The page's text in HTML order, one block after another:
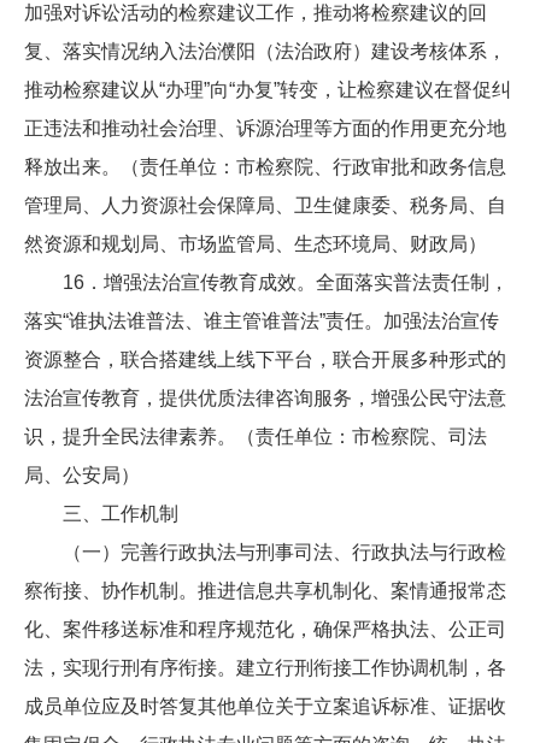
加强对诉讼活动的检察建议工作，推动将检察建议的回
复、落实情况纳入法治濮阳（法治政府）建设考核体系，
推动检察建议从“办理”向“办复”转变，让检察建议在督促纠
正违法和推动社会治理、诉源治理等方面的作用更充分地
释放出来。（责任单位：市检察院、行政审批和政务信息
管理局、人力资源社会保障局、卫生健康委、税务局、自
然资源和规划局、市场监管局、生态环境局、财政局）
16．增强法治宣传教育成效。全面落实普法责任制，
落实“谁执法谁普法、谁主管谁普法”责任。加强法治宣传
资源整合，联合搭建线上线下平台，联合开展多种形式的
法治宣传教育，提供优质法律咨询服务，增强公民守法意
识，提升全民法律素养。（责任单位：市检察院、司法
局、公安局）
三、工作机制
（一）完善行政执法与刑事司法、行政执法与行政检
察衔接、协作机制。推进信息共享机制化、案情通报常态
化、案件移送标准和程序规范化，确保严格执法、公正司
法，实现行刑有序衔接。建立行刑衔接工作协调机制，各
成员单位应及时答复其他单位关于立案追诉标准、证据收